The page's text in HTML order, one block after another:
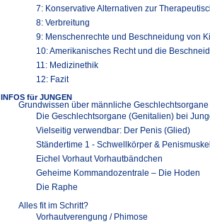
7: Konservative Alternativen zur
8: Verbreitung
9: Menschenrechte und Beschneidung von
10: Amerikanisches Recht und die
11: Medizinethik
12: Fazit
INFOS für JUNGEN
Grundwissen über männliche Geschlechtsorgane
Die Geschlechtsorgane (Genitalien) bei
Vielseitig verwendbar: Der Penis (Glied)
Ständertime 1 - Schwellkörper &
Eichel Vorhaut Vorhautbändchen
Geheime Kommandozentrale – Die Hoden
Die Raphe
Alles fit im Schritt?
Vorhautverengung / Phimose